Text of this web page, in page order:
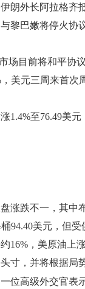
朗外长阿拉格齐
黎巴嫩将停火协
目前将和平协
美元三周来首次
至76.49美元
跌不一，其中布
94.40美元，但
16%，美原油上
寸，并将根据局
位高级外交官表